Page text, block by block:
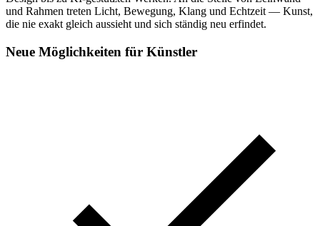
und Rahmen treten Licht, Bewegung, Klang und Echtzeit — Kunst,
die nie exakt gleich aussieht und sich ständig neu erfindet.
Neue Möglichkeiten für Künstler